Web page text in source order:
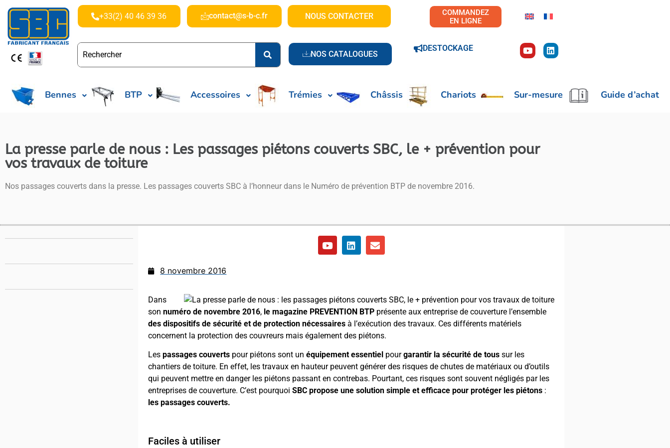
+33(2) 40 46 39 36 contact@s-b-c.fr NOUS CONTACTER
NOS CATALOGUES
COMMANDEZ
EN LIGNE
DESTOCKAGE
Bennes BTP Accessoires Trémies Châssis Chariots Sur-mesure Guide d’achat
La presse parle de nous : Les passages piétons couverts SBC, le + prévention pour
vos travaux de toiture
Nos passages couverts dans la presse. Les passages couverts SBC à l’honneur dans le Numéro de prévention BTP de novembre 2016.
8 novembre 2016
Dans
sonnuméro de novembre 2016, le magazine PREVENTION BTP présente aux entreprise de couverture l’ensemble
des dispositifs de sécurité et de protection nécessaires à l’exécution des travaux. Ces différents matériels
concernent la protection des couvreurs mais également des piétons.
Lespassages couverts pour piétons sont unéquipement essentiel pourgarantir la sécurité de tous sur les
chantiers de toiture. En effet, les travaux en hauteur peuvent générer des risques de chutes de matériaux ou d’outils
qui peuvent mettre en danger les piétons passant en contrebas. Pourtant, ces risques sont souvent négligés par les
entreprises de couverture. C’est pourquoiSBC propose une solution simple et efficace pour protéger les piétons :
les passages couverts.
Faciles à utiliser